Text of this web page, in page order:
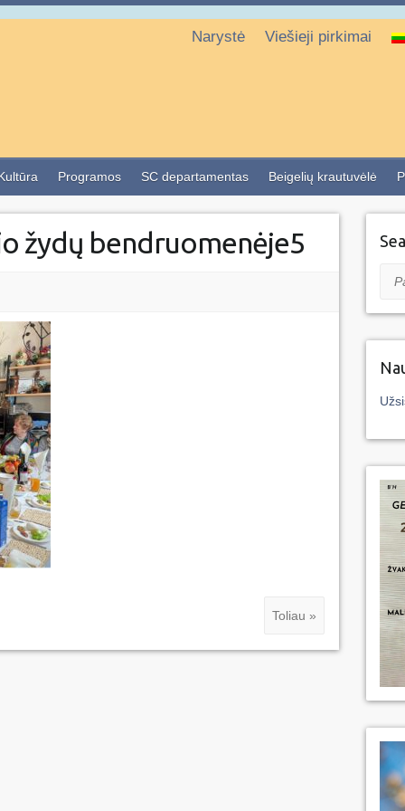
Narystė Viešieji pirkimai
Programos SC departamentas Beigelių krautuvėlė
žydų bendruomenėje5
Toliau »